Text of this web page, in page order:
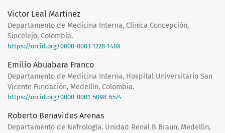
Victor Leal Martínez
Departamento de Medicina Interna, Clínica Concepción,
Sincelejo, Colombia.
https://orcid.org/0000-0003-1228-148X
Emilio Abuabara Franco
Departamento de Medicina Interna, Hospital Universitario San
Vicente Fundación, Medellín, Colombia.
https://orcid.org/0000-0001-5098-6574
Roberto Benavides Arenas
Departamento de Nefrología, Unidad Renal B Braun, Medellín,